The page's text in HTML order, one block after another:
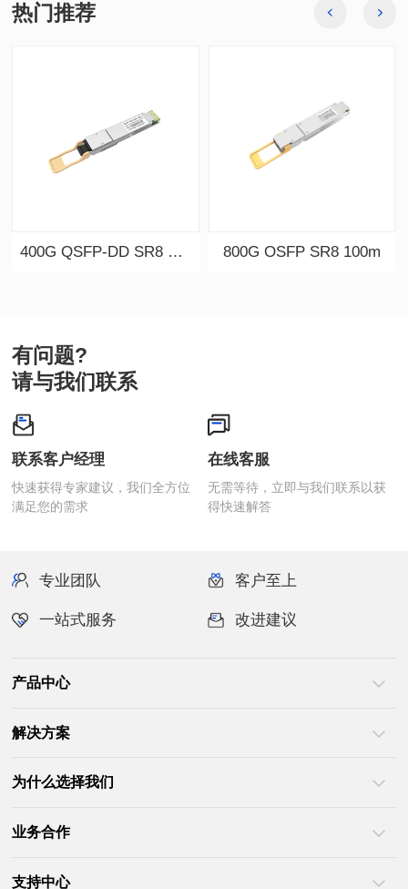
热门推荐
400G QSFP-DD SR8 100m 800G OSFP SR8 100m
有问题?
请与我们联系
联系客户经理
满足您的需求
在线客服
得快速解答
专业团队 客户至上
一站式服务 改进建议
产品中心
解决方案
为什么选择我们
业务合作
支持中心